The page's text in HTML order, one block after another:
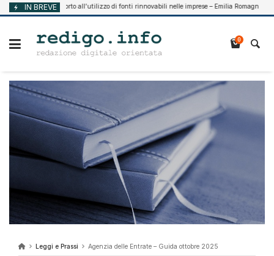
Vai
al
IN BREVE
2026 Supporto all’utilizzo di fonti rinnovabili nelle imprese – Emilia Romagna
0
Leggi e Prassi Agenzia delle Entrate – Guida ottobre 2025